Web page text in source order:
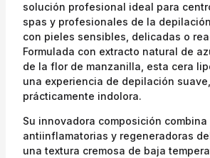
solución profesional ideal para
spas y profesionales de la
con pieles sensibles, delicadas o
Formulada con extracto natural de
de la flor de manzanilla, esta cera
una experiencia de depilación
prácticamente indolora.
Su innovadora composición
antiinflamatorias y regeneradoras
una textura cremosa de baja